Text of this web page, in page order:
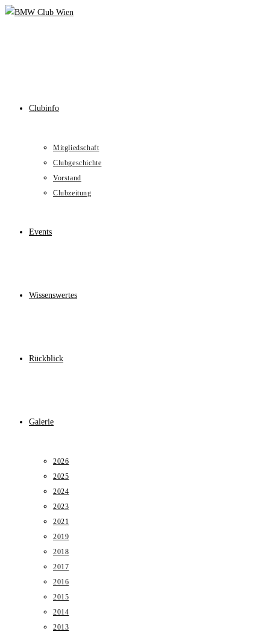
Skip
Clubinfo
Mitgliedschaft
Clubgeschichte
Vorstand
Clubzeitung
Events
Wissenswertes
Rückblick
Galerie
2026
2025
2024
2023
2021
2019
2018
2017
2016
2015
2014
2013